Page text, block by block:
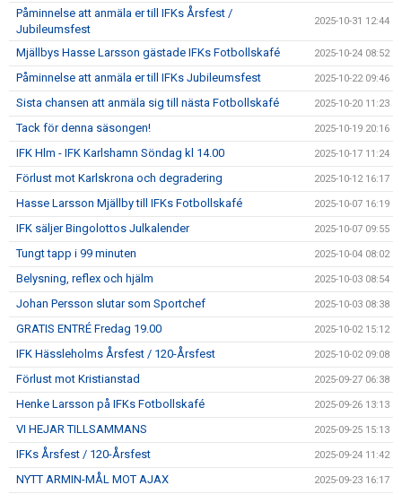
Påminnelse att anmäla er till IFKs Årsfest /
Jubileumsfest
2025-10-31 12:44
Mjällbys Hasse Larsson gästade IFKs Fotbollskafé 2025-10-24 08:52
Påminnelse att anmäla er till IFKs Jubileumsfest 2025-10-22 09:46
Sista chansen att anmäla sig till nästa Fotbollskafé 2025-10-20 11:23
Tack för denna säsongen! 2025-10-19 20:16
IFK Hlm - IFK Karlshamn Söndag kl 14.00 2025-10-17 11:24
Förlust mot Karlskrona och degradering 2025-10-12 16:17
Hasse Larsson Mjällby till IFKs Fotbollskafé 2025-10-07 16:19
IFK säljer Bingolottos Julkalender 2025-10-07 09:55
Tungt tapp i 99 minuten 2025-10-04 08:02
Belysning, reflex och hjälm 2025-10-03 08:54
Johan Persson slutar som Sportchef 2025-10-03 08:38
GRATIS ENTRÉ Fredag 19.00 2025-10-02 15:12
IFK Hässleholms Årsfest / 120-Årsfest 2025-10-02 09:08
Förlust mot Kristianstad 2025-09-27 06:38
Henke Larsson på IFKs Fotbollskafé 2025-09-26 13:13
VI HEJAR TILLSAMMANS 2025-09-25 15:13
IFKs Årsfest / 120-Årsfest 2025-09-24 11:42
NYTT ARMIN-MÅL MOT AJAX 2025-09-23 16:17